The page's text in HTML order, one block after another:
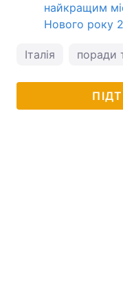
найкращим
Нового року
Італія поради